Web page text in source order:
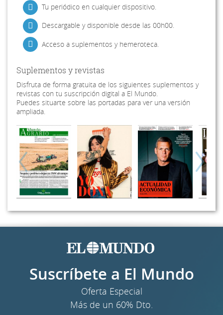
Tu periódico en cualquier dispositivo.
Descargable y disponible desde las 00h00.
Acceso a suplementos y hemeroteca.
Suplementos y revistas
Disfruta de forma gratuita de los siguientes suplementos y
revistas con tu suscripción digital a El Mundo.
Puedes situarte sobre las portadas para ver una versión
ampliada.
Suscríbete a El Mundo
Oferta Especial
Más de un 60% Dto.